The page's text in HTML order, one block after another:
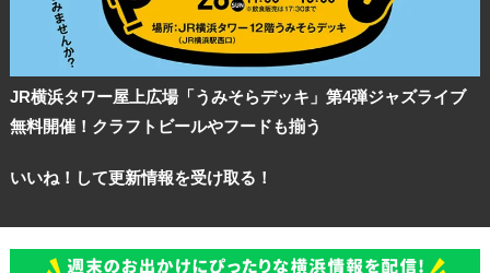
JR横浜タワー屋上広場「うみそらデッキ」第4弾ジャズライブ
無料開催！クラフトビールやフードも揃う
いいね！して更新情報を受け取る！